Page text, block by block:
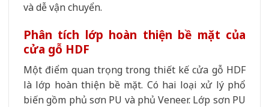
và dễ vận chuyển.
Phân tích lớp hoàn thiện bề mặt của
cửa gỗ HDF
Một điểm quan trọng trong thiết kế cửa gỗ HDF
là lớp hoàn thiện bề mặt. Có hai loại xử lý phổ
biến gồm phủ sơn PU và phủ Veneer. Lớp sơn PU